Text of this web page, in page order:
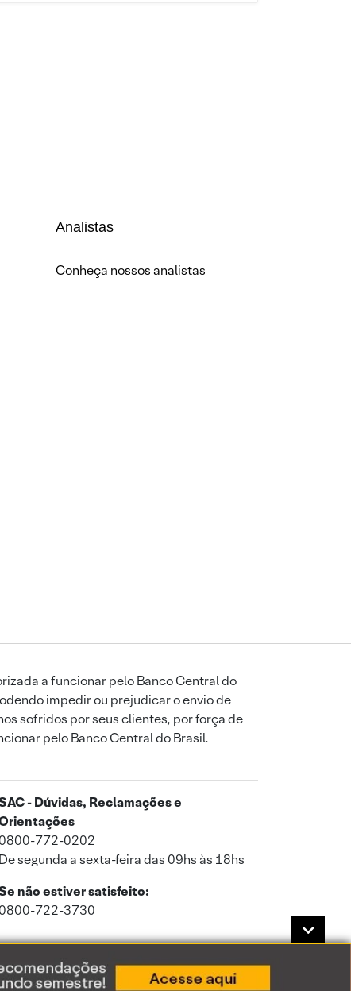
Analistas
Conheça nossos analistas
a funcionar pelo Banco Central do
impedir ou prejudicar o envio de
sofridos por seus clientes, por força de
pelo Banco Central do Brasil.
- Dúvidas, Reclamações e
0800-772-0202
De segunda a sexta-feira das 09hs às 18hs
não estiver satisfeito:
0800-722-3730
Privacidade.